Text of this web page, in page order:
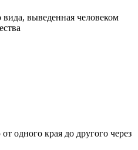
выведенная человеком
одного края до другого через